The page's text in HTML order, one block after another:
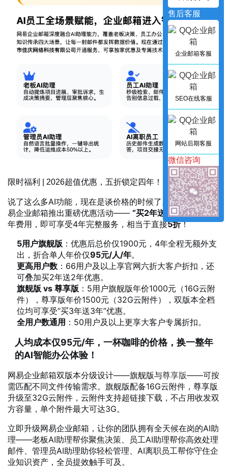
限时福利 | 2026超值优惠，五折锁定四年！
说了这么多AI功能，现在是谈价格的时候了。2026年，网
易企业邮箱推出重磅优惠活动—— “买2年送2年”，支付2
年费用，即可享受4年完整服务，相当于直接5折！
5用户旗舰版 ：优惠后总价仅1900元，4年全程无额外支
出，折合单人年价仅95元/人/年。
更高用户数 ：66用户及以上享官网六折大客户折扣，还
可叠加买2年送2年优惠。
旗舰版 vs 尊享版 ：5用户旗舰版年价1000元（16G云附
件），尊享版年价1500元（32G云附件），双版本全档
位均可享受“买3年送3年”优惠。
全用户数通用 ：50用户及以上更享大客户专属折扣。
人均成本仅95元/年，一杯咖啡的价格，换一整年
的AI智能办公体验！
网易企业邮箱双版本分级设计——旗舰版与尊享版——可按
需匹配不同文件传输需求。旗舰版配备16G云附件，尊享版
升级至32G云附件，云附件支持超链接下载，不占用收发双
方容量，单个附件最大可达3G。
立即升级网易企业邮箱，让你的团队拥有全天候在岗的AI助
理——老板AI助理帮你聚焦决策、员工AI助理帮你高效处理
邮件、管理员AI助理助你轻松管理、AI离职员工帮你守住企
业知识资产，全员提效触手可及。
售后客服
企业邮箱客服
SEO在线客服
网站后期客服
微信咨询